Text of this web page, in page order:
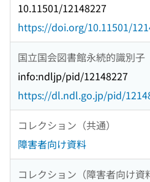
10.11501/12148227
https://doi.org/10.11501/
国立国会図書館永続的識別子
info:ndljp/pid/12148227
https://dl.ndl.go.jp/pid/
コレクション（共通）
障害者向け資料
コレクション（障害者向け資